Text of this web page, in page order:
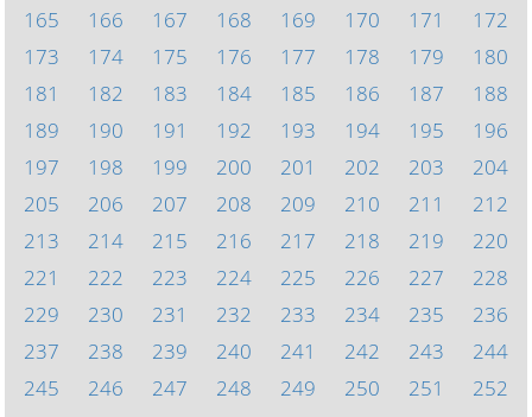
165
166 167 168 169 170 171
172
173
174 175 176 177 178 179
180
181
182 183 184 185 186 187
188
189
190 191 192 193 194 195
196
197
198 199 200 201 202 203
204
205
206 207 208 209 210 211
212
213
214 215 216 217 218 219
220
221
222 223 224 225 226 227
228
229
230 231 232 233 234 235
236
237
238 239 240 241 242 243
244
245
246 247 248 249 250 251
252